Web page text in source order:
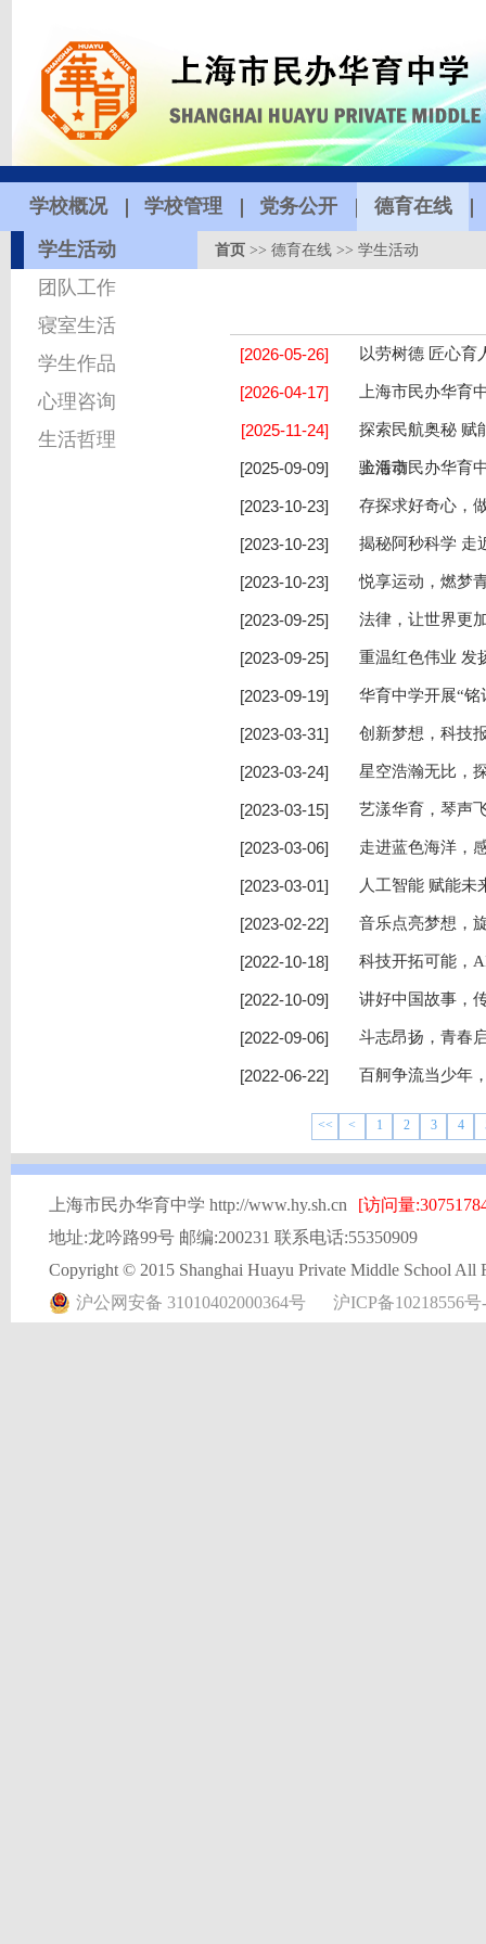
学校概况 学校管理 党务公开
德育在线
学生活动
团队工作
寝室生活
学生作品
心理咨询
生活哲理
首页 >>德育在线 >>学生活动
以劳树德 匠心
[2026-05-26]
上海市民办华育
[2026-04-17]
探索民航奥秘 赋
验活动
[2025-11-24]
上海市民办华育
[2025-09-09]
存探求好奇心，
[2023-10-23]
揭秘阿秒科学
[2023-10-23]
悦享运动，燃梦
[2023-10-23]
法律，让世界更
[2023-09-25]
重温红色伟业 发
[2023-09-25]
华育中学开展“
[2023-09-19]
创新梦想，科技
[2023-03-31]
星空浩瀚无比，
[2023-03-24]
艺漾华育，琴声
[2023-03-15]
走进蓝色海洋，
[2023-03-06]
人工智能 赋能
[2023-03-01]
音乐点亮梦想，
[2023-02-22]
科技开拓可能，
[2022-10-18]
讲好中国故事，
[2022-10-09]
斗志昂扬，青春
[2022-09-06]
百舸争流当少年
[2022-06-22]
<< < 1 2 3 4
上海市民办华育中学 http://www.hy.sh.cn
[访问量
地址:龙吟路99号 邮编:200231 联系电话:55350909
Copyright © 2015 Shanghai Huayu Private Middle School All
沪公网安备 31010402000364号
沪ICP备10218556号